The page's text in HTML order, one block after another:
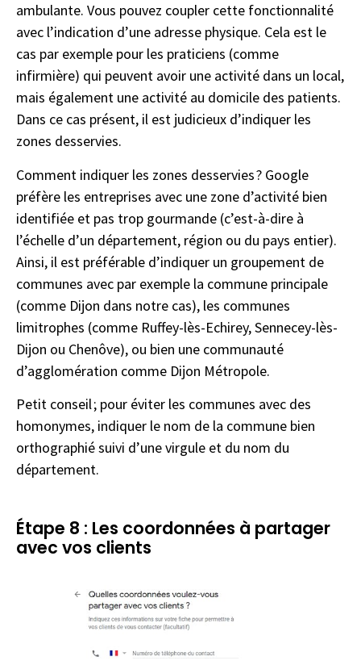
ambulante. Vous pouvez coupler cette fonctionnalité
avec l’indication d’une adresse physique. Cela est le
cas par exemple pour les praticiens (comme
infirmière) qui peuvent avoir une activité dans un local,
mais également une activité au domicile des patients.
Dans ce cas présent, il est judicieux d’indiquer les
zones desservies.
Comment indiquer les zones desservies ? Google
préfère les entreprises avec une zone d’activité bien
identifiée et pas trop gourmande (c’est-à-dire à
l’échelle d’un département, région ou du pays entier).
Ainsi, il est préférable d’indiquer un groupement de
communes avec par exemple la commune principale
(comme Dijon dans notre cas), les communes
limitrophes (comme Ruffey-lès-Echirey, Sennecey-lès-
Dijon ou Chenôve), ou bien une communauté
d’agglomération comme Dijon Métropole.
Petit conseil ; pour éviter les communes avec des
homonymes, indiquer le nom de la commune bien
orthographié suivi d’une virgule et du nom du
département.
Étape 8 : Les coordonnées à partager
avec vos clients